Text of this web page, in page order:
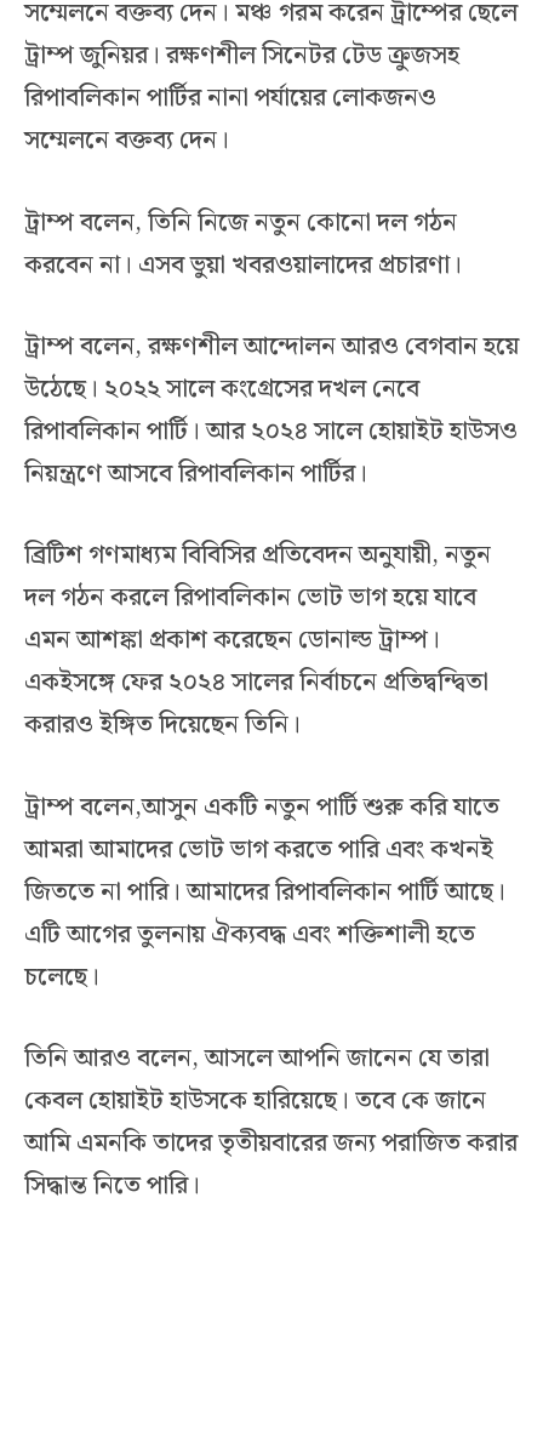
সম্মেলনে বক্তব্য দেন। মঞ্চ গরম করেন ট্রাম্পের ছেলে
ট্রাম্প জুনিয়র। রক্ষণশীল সিনেটর টেড ক্রুজসহ
রিপাবলিকান পার্টির নানা পর্যায়ের লোকজনও
সম্মেলনে বক্তব্য দেন।
ট্রাম্প বলেন, তিনি নিজে নতুন কোনো দল গঠন
করবেন না। এসব ভুয়া খবরওয়ালাদের প্রচারণা।
ট্রাম্প বলেন, রক্ষণশীল আন্দোলন আরও বেগবান হয়ে
উঠেছে। ২০২২ সালে কংগ্রেসের দখল নেবে
রিপাবলিকান পার্টি। আর ২০২৪ সালে হোয়াইট হাউসও
নিয়ন্ত্রণে আসবে রিপাবলিকান পার্টির।
ব্রিটিশ গণমাধ্যম বিবিসির প্রতিবেদন অনুযায়ী, নতুন
দল গঠন করলে রিপাবলিকান ভোট ভাগ হয়ে যাবে
এমন আশঙ্কা প্রকাশ করেছেন ডোনাল্ড ট্রাম্প।
একইসঙ্গে ফের ২০২৪ সালের নির্বাচনে প্রতিদ্বন্দ্বিতা
করারও ইঙ্গিত দিয়েছেন তিনি।
ট্রাম্প বলেন,আসুন একটি নতুন পার্টি শুরু করি যাতে
আমরা আমাদের ভোট ভাগ করতে পারি এবং কখনই
জিততে না পারি। আমাদের রিপাবলিকান পার্টি আছে।
এটি আগের তুলনায় ঐক্যবদ্ধ এবং শক্তিশালী হতে
চলেছে।
তিনি আরও বলেন, আসলে আপনি জানেন যে তারা
কেবল হোয়াইট হাউসকে হারিয়েছে। তবে কে জানে
আমি এমনকি তাদের তৃতীয়বারের জন্য পরাজিত করার
সিদ্ধান্ত নিতে পারি।